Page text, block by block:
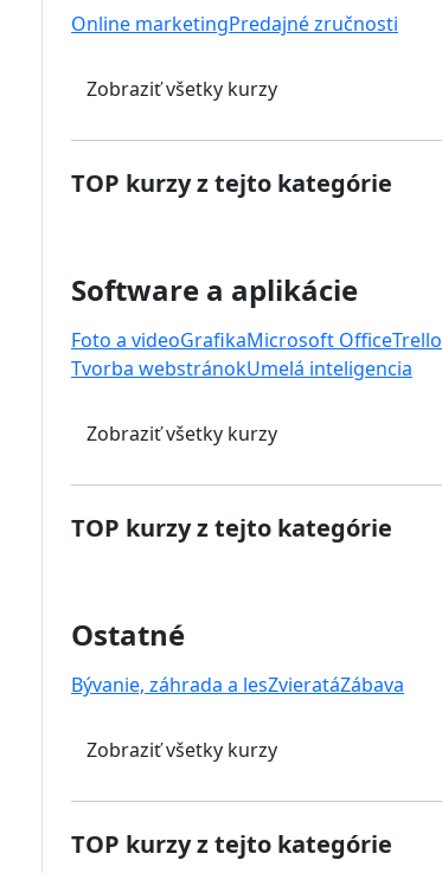
Online marketingPredajné zručnosti
Zobraziť všetky kurzy
TOP kurzy z tejto kategórie
Software a aplikácie
Foto a videoGrafikaMicrosoft OfficeTrello
Tvorba webstránokUmelá inteligencia
Zobraziť všetky kurzy
TOP kurzy z tejto kategórie
Ostatné
Bývanie, záhrada a lesZvieratáZábava
Zobraziť všetky kurzy
TOP kurzy z tejto kategórie